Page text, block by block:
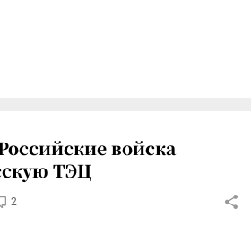
войска
ТЭЦ
2